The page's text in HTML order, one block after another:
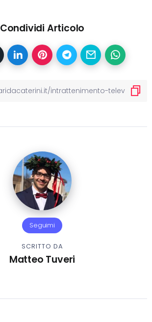
Condividi Articolo
Seguimi
SCRITTO DA
Matteo Tuveri